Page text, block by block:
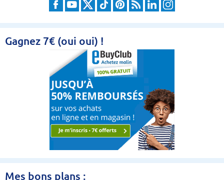
Gagnez 7€ (oui oui) !
Mes bons plans :